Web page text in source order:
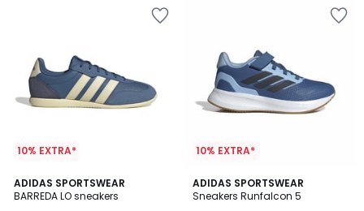
10% EXTRA*
ADIDAS SPORTSWEAR
BARREDA LO sneakers
5
/
2
Kleuren
10% EXTRA*
ADIDAS SPORTSWEAR
Sneakers Runfalcon 5
4,8
/ 5
4
Kleuren